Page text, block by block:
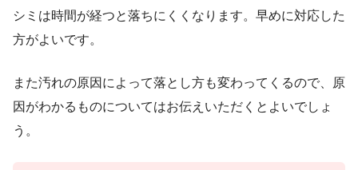
シミは時間が経つと落ちにくくなります。早めに対応した
方がよいです。
また汚れの原因によって落とし方も変わってくるので、原
因がわかるものについてはお伝えいただくとよいでしょ
う。